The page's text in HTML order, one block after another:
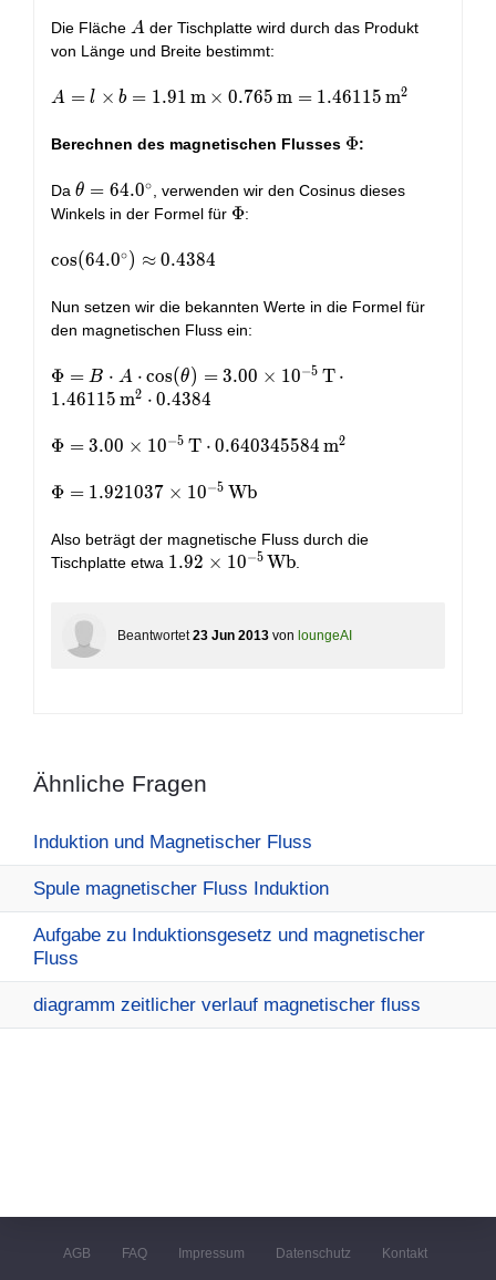
Die Fläche A
A der Tischplatte wird durch das Produkt
von Länge und Breite bestimmt:
A = l
1.91 \,
\times
0.765 \,
1.46115 \,
\text{m}^2
A = l × b = 1.91 m × 0.765 m = 1.46115 m2
Berechnen des magnetischen Flusses \Phi
Φ:
Da \theta =
64.0^{\circ}
θ = 64.0∘
, verwenden wir den Cosinus dieses
Winkels in der Formel für \Phi
Φ:
\cos(64.0^{\circ})
cos(64.0∘ ) ≈ 0.4384
Nun setzen wir die bekannten Werte in die Formel für
den magnetischen Fluss ein:
\Phi = B
\cdot A
\cos(\theta)
\times
\text{T}
\cdot
1.46115 \,
\cdot 0.4384
Φ = B ⋅ A ⋅ cos(θ) = 3.00 × 10−5 T ⋅
1.46115 m2 ⋅ 0.4384
\Phi = 3.00
10^{-5} \,
\cdot
0.640345584
Φ = 3.00 × 10−5 T ⋅ 0.640345584 m2
\Phi =
\times
10^{-5} \,
Φ = 1.921037 × 10−5 Wb
Also beträgt der magnetische Fluss durch die
Tischplatte etwa 1.92
\text{Wb}
1.92 × 10−5 Wb
Beantwortet 23 Jun 2013 von loungeAI
Ähnliche Fragen
Induktion und Magnetischer Fluss
Spule magnetischer Fluss Induktion
Aufgabe zu Induktionsgesetz und magnetischer
Fluss
diagramm zeitlicher verlauf magnetischer fluss
AGB FAQ Impressum Datenschutz Kontakt